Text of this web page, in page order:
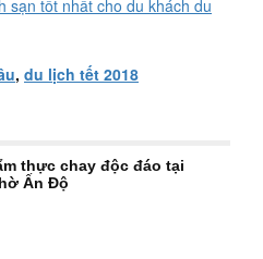
sạn tốt nhất cho du khách du
, du lịch tết 2018
thực chay độc đáo tại
Ấn Độ